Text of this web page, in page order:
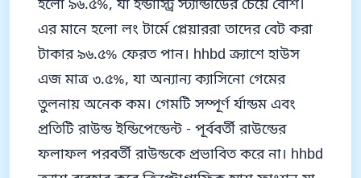
হলো ৯৬.৫%, যা ইন্ডাস্ট্রি স্ট্যান্ডার্ডের চেয়ে বেশি।
এর মানে হলো লং টার্মে প্লেয়াররা তাদের বেট করা
টাকার ৯৬.৫% ফেরত পান। hhbd ক্র্যাশে হাউস
এজ মাত্র ৩.৫%, যা অন্যান্য ক্যাসিনো গেমের
তুলনায় অনেক কম। গেমটি সম্পূর্ণ র্যান্ডম এবং
প্রতিটি রাউন্ড ইন্ডিপেন্ডেন্ট - পূর্ববর্তী রাউন্ডের
ফলাফল পরবর্তী রাউন্ডকে প্রভাবিত করে না। hhbd